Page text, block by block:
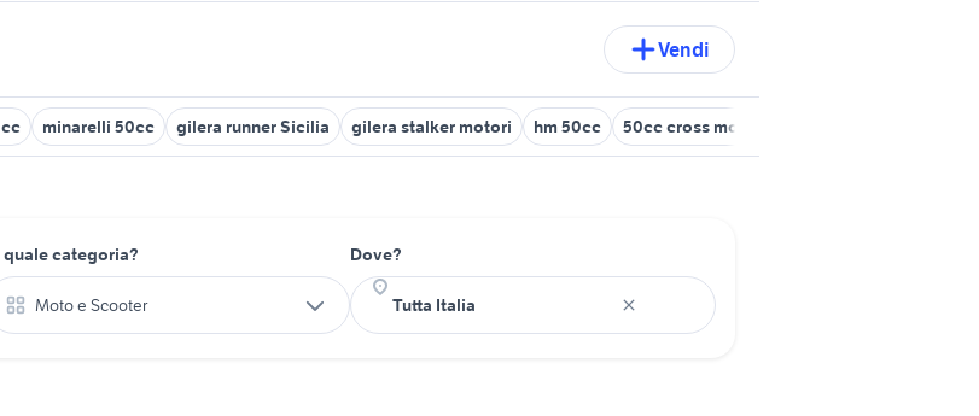
Vendi
minarelli 50cc gilera runner Sicilia gilera stalker motori hm 50cc 50cc cross moto
quale categoria?
Moto e Scooter
Dove?